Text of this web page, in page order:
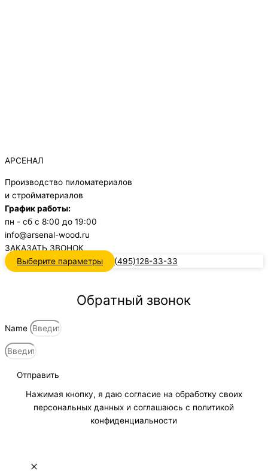
АРСЕНАЛ
Производство пиломатериалов
и стройматериалов
График работы:
пн - сб с 8:00 до 19:00
info@arsenal-wood.ru
ЗАКАЗАТЬ ЗВОНОК
+7(495)128-33-33
Выберите параметры
Обратный звонок
Name
Отправить
Нажимая кнопку, я даю согласие на обработку своих
персональных данных и соглашаюсь с политикой
конфиденциальности